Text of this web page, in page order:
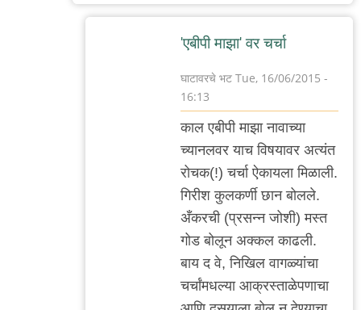
'एबीपी माझा' वर चर्चा
घाटावरचे भट Tue, 16/06/2015 -
16:13
In
to
सहमत
by
मी
काल एबीपी माझा नावाच्या
च्यानलवर याच विषयावर अत्यंत
रोचक(!) चर्चा ऐकायला मिळाली.
गिरीश कुलकर्णी छान बोलले.
अँकरची (प्रसन्न जोशी) मस्त
गोड बोलून अक्कल काढली.
बाय द वे, निखिल वागळ्यांचा
चर्चांमधल्या आक्रस्ताळेपणाचा